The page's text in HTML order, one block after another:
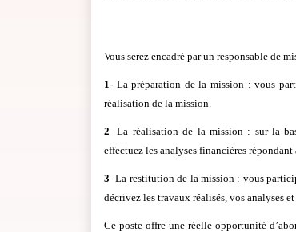
Vous serez encadré par un responsable de
1- La préparation de la mission : vous
réalisation de la mission.
2- La réalisation de la mission : sur la
effectuez les analyses financières
3- La restitution de la mission : vous
décrivez les travaux réalisés, vos analyses
Ce poste offre une réelle opportunité